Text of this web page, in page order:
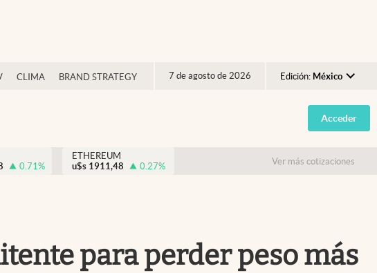
CLIMA BRAND STRATEGY 7 de agosto de 2026 Edición: México
Argentina
España
USA
Acceder
0.71%
ETHEREUM
u$s 1911,48 0.27% Ver más cotizaciones
para perder peso más